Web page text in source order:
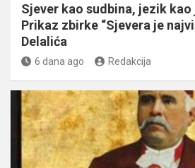
Sjever kao sudbina, jezik
Prikaz zbirke “Sjevera je
Delalića
6 dana ago Redakcija